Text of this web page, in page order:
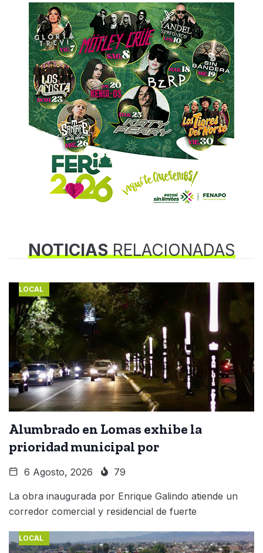
NOTICIASRELACIONADAS
LOCAL
Alumbrado en Lomas exhibe la
prioridad municipal por
6 Agosto, 2026 79
La obra inaugurada por Enrique Galindo atiende un
corredor comercial y residencial de fuerte
LOCAL